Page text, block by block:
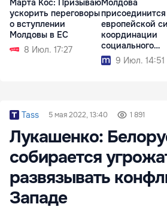
Марта Кос: Призываю
ускорить переговоры
о вступлении
Молдовы в ЕС
8 Июл. 17:27
Молдова
европейской
координации
социального
обеспечения
9 Июл. 14:51
Tass 5 мая 2022, 13:40 1 891
Лукашенко:
собирается
развязывать
Западе